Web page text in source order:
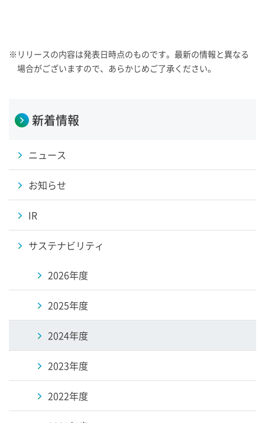
※ リリースの内容は発表日時点のものです。最新の情報と異なる
場合がございますので、あらかじめご了承ください。
新着情報
ニュース
お知らせ
IR
サステナビリティ
2026年度
2025年度
2024年度
2023年度
2022年度